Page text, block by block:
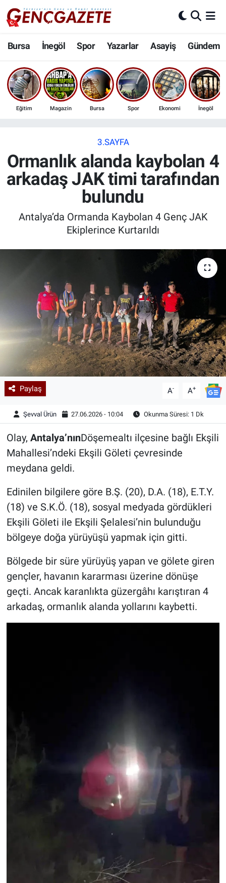
Bursa İnegöl Spor Yazarlar Asayiş Gündem
Eğitim Magazin Bursa Spor Ekonomi İnegöl
3.SAYFA
Ormanlık alanda kaybolan 4
arkadaş JAK timi tarafından
bulundu
Antalya’da Ormanda Kaybolan 4 Genç JAK
Ekiplerince Kurtarıldı
Paylaş A- A+
Şevval Ürün 27.06.2026 - 10:04 Okunma Süresi: 1 Dk
Olay, Antalya’nınDöşemealtı ilçesine bağlı Ekşili
Mahallesi’ndeki Ekşili Göleti çevresinde
meydana geldi.
Edinilen bilgilere göre B.Ş. (20), D.A. (18), E.T.Y.
(18) ve S.K.Ö. (18), sosyal medyada gördükleri
Ekşili Göleti ile Ekşili Şelalesi’nin bulunduğu
bölgeye doğa yürüyüşü yapmak için gitti.
Bölgede bir süre yürüyüş yapan ve gölete giren
gençler, havanın kararması üzerine dönüşe
geçti. Ancak karanlıkta güzergâhı karıştıran 4
arkadaş, ormanlık alanda yollarını kaybetti.
Bursa
İnegöl
3.SAYFA
Ekonomi
İnanç
Sağlık
Siyaset
Teknoloji
Yazarlar
Astroloji-Rüya
Nöbetçi Eczaneler
Hava Durumu
Trafik Durumu
Son Dakika Haberleri